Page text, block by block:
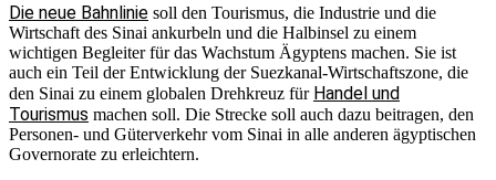
Die neue Bahnlinie soll den Tourismus, die Industrie und die
Wirtschaft des Sinai ankurbeln und die Halbinsel zu einem
wichtigen Begleiter für das Wachstum Ägyptens machen. Sie ist
auch ein Teil der Entwicklung der Suezkanal-Wirtschaftszone, die
den Sinai zu einem globalen Drehkreuz für Handel und
Tourismus machen soll. Die Strecke soll auch dazu beitragen, den
Personen- und Güterverkehr vom Sinai in alle anderen ägyptischen
Governorate zu erleichtern.